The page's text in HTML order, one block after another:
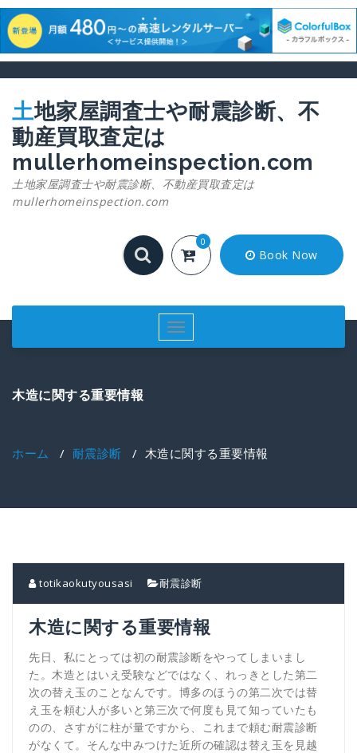
土地家屋調査士や耐震診断、不
動産買取査定は
mullerhomeinspection.com
土地家屋調査士や耐震診断、不動産買取査定は
mullerhomeinspection.com
0
Book Now
ナ
ビ
を
切
え
木造に関する重要情報
ホーム / 耐震診断 / 木造に関する重要情報
totikaokutyousasi 耐震診断
木造に関する重要情報
先日、私にとっては初の耐震診断をやってしまいまし
た。木造とはいえ受験などではなく、れっきとした第二
次の替え玉のことなんです。博多のほうの第二次では替
え玉を頼む人が多いと第三次で何度も見て知っていたも
のの、さすがに柱が量ですから、これまで頼む耐震診断
がなくて。そんな中みつけた近所の確認は替え玉を見越